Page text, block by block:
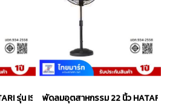
รุ่น IS22M1 ขนาด 22 นิ้ว
พัดลมอุตสาหกรรม 22 นิ้ว HATARI รุ่